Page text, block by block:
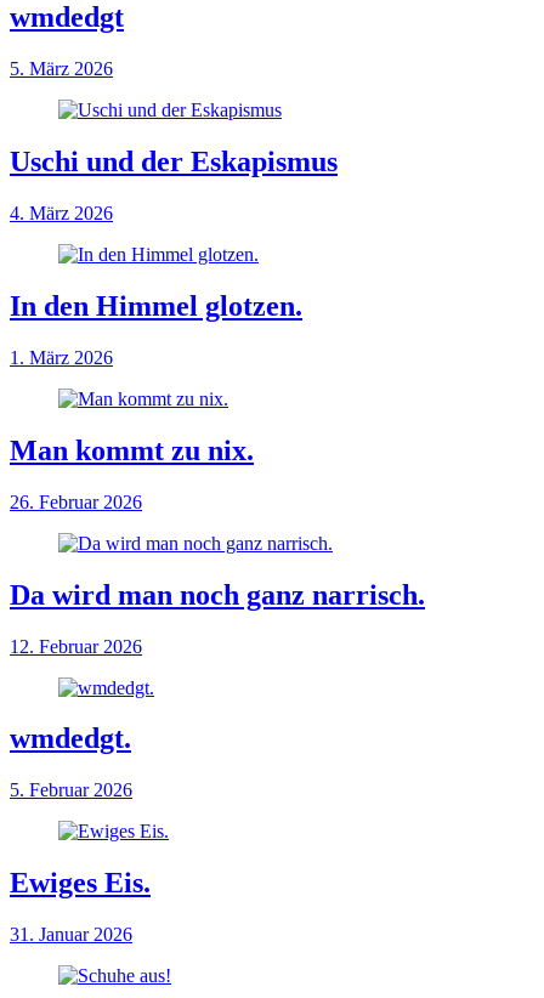
wmdedgt
5. März 2026
Uschi und der Eskapismus
4. März 2026
In den Himmel glotzen.
1. März 2026
Man kommt zu nix.
26. Februar 2026
Da wird man noch ganz narrisch.
12. Februar 2026
wmdedgt.
5. Februar 2026
Ewiges Eis.
31. Januar 2026